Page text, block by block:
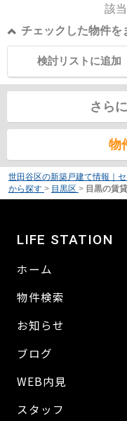
該
チェックした物件を
検討リストに追加
さら
物
世田谷区の新築戸建て情報｜
から探す > 目黒区 > 目黒の賃貸
LIFE STATION
ホーム
物件検索
お知らせ
ブログ
WEB内見
スタッフ